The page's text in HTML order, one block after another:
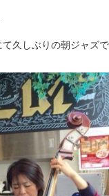
久しぶりの朝ジャズで